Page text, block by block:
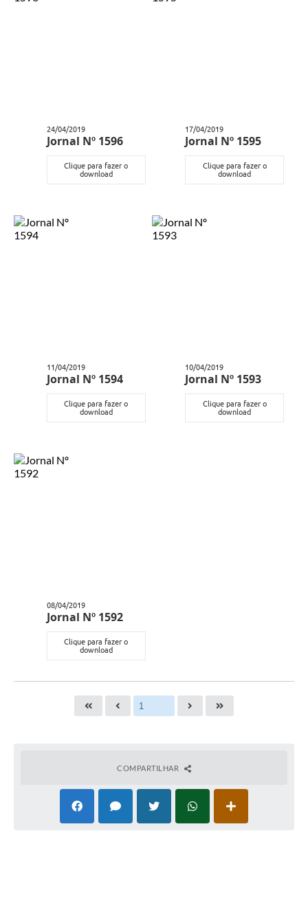
24/04/2019
Jornal Nº 1596
Clique para fazer o
download
17/04/2019
Jornal Nº 1595
Clique para fazer o
download
11/04/2019
Jornal Nº 1594
Clique para fazer o
download
10/04/2019
Jornal Nº 1593
Clique para fazer o
download
08/04/2019
Jornal Nº 1592
Clique para fazer o
download
COMPARTILHAR